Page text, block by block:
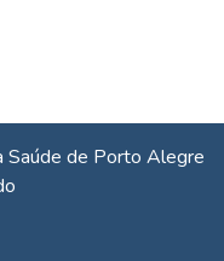
Saúde de Porto Alegre